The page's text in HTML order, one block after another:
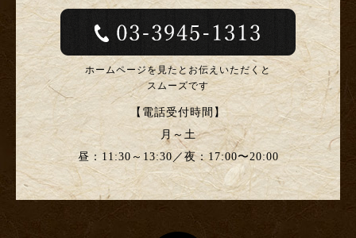
ホームページを見たとお伝えいただくと
スムーズです
【電話受付時間】
月～土
昼：11:30～13:30／夜：17:00〜20:00